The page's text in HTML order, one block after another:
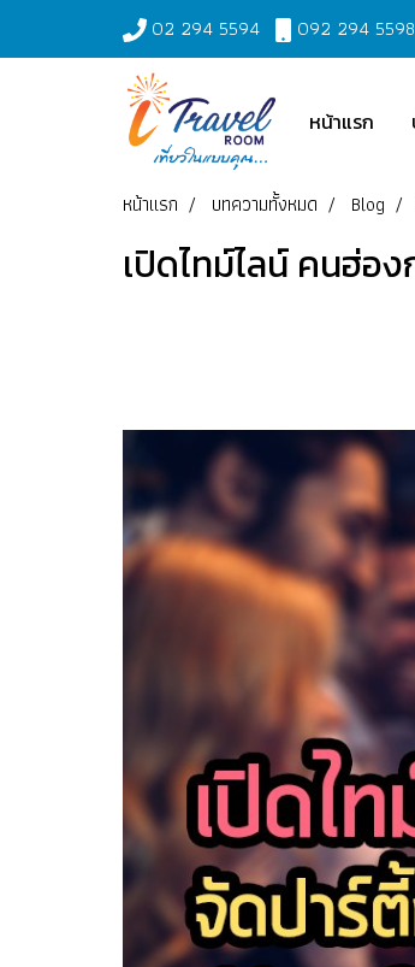
02 294 5594 092 294 5598
หน้าแรก
หน้าแรก บทความทั้งหมด Blog
เปิดไทม์ไลน์ คนฮ่อ